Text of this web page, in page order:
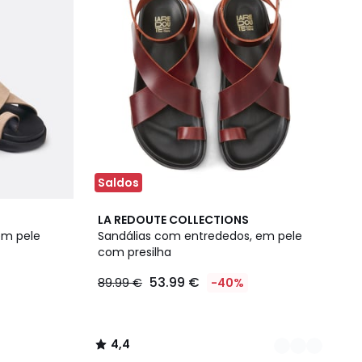
pele
Saldos
LA REDOUTE COLLECTIONS
Sandálias com entrededos, em pele
com presilha
89.99 € 53.99 € -40%
4,4
/ 5
2
Cores
4,4
/